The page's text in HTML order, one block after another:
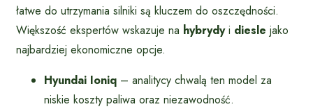
łatwe do utrzymania silniki są kluczem do oszczędności.
Większość ekspertów wskazuje na hybrydyi diesle jako
najbardziej ekonomiczne opcje.
Hyundai Ioniq – analitycy chwalą ten model za
niskie koszty paliwa oraz niezawodność.